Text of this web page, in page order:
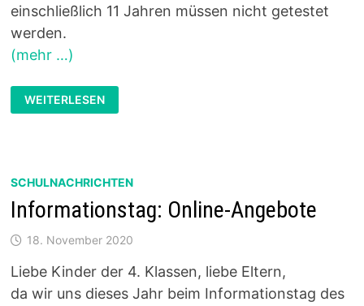
einschließlich 11 Jahren müssen nicht getestet
werden.
(mehr …)
ANMELDUNG
ZUM
INFORMATIONSTAG
WEITERLESEN
SCHULNACHRICHTEN
Informationstag: Online-Angebote
18. November 2020
Liebe Kinder der 4. Klassen, liebe Eltern,
da wir uns dieses Jahr beim Informationstag des